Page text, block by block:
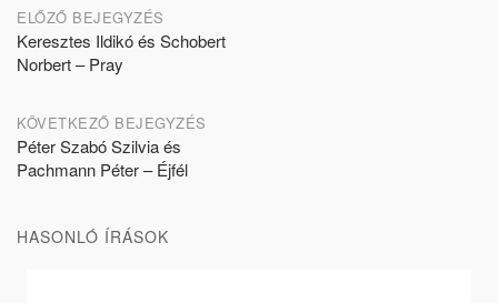
Post
navigation
ELŐZŐ BEJEGYZÉS
Keresztes Ildikó és Schobert
Norbert – Pray
KÖVETKEZŐ BEJEGYZÉS
Péter Szabó Szilvia és
Pachmann Péter – Éjfél
HASONLÓ ÍRÁSOK